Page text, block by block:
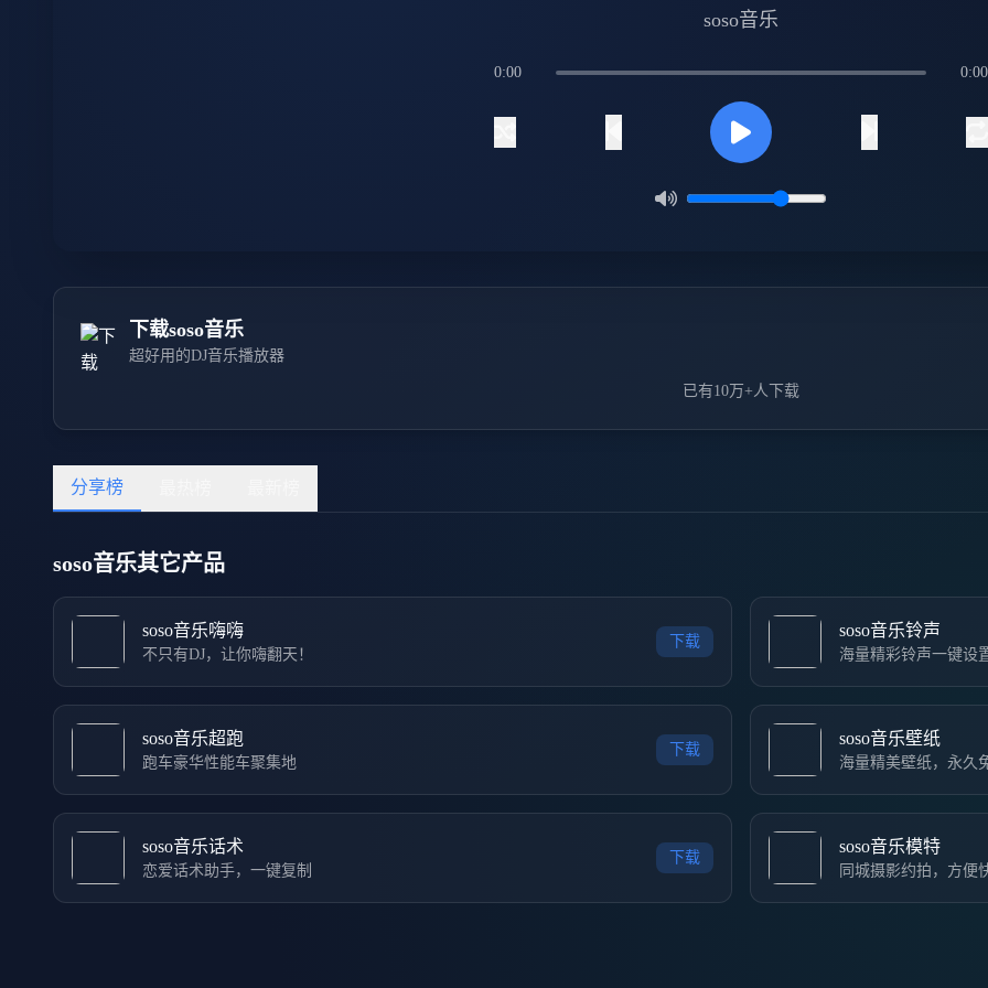
soso音乐
0:00 0:00
下载soso音乐
超好用的DJ音乐播放器
已有10万+人下载
分享榜
soso音乐其它产品
soso音乐嗨嗨
不只有DJ，让你嗨翻天！
下载
soso音乐铃声
海量精彩铃声一键设
soso音乐超跑
跑车豪华性能车聚集地
下载
soso音乐壁纸
海量精美壁纸，永久
soso音乐话术
恋爱话术助手，一键复制
下载
soso音乐模特
同城摄影约拍，方便